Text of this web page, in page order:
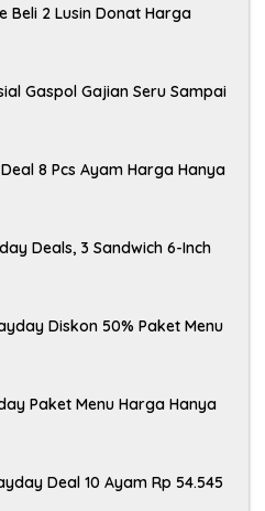
Beli 2 Lusin Donat Harga
Gaspol Gajian Seru Sampai
8 Pcs Ayam Harga Hanya
Deals, 3 Sandwich 6-Inch
Diskon 50% Paket Menu
Paket Menu Harga Hanya
Deal 10 Ayam Rp 54.545